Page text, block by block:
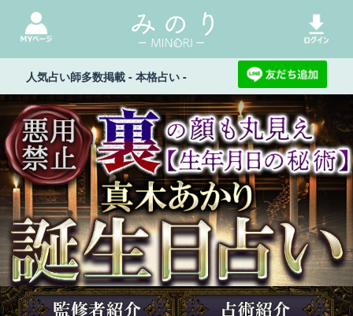
人気占い師多数掲載 - 本格占い -